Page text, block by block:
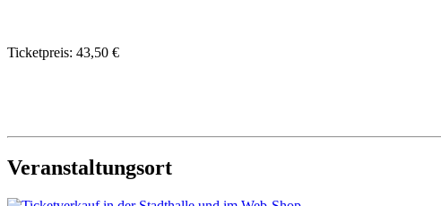
Ticketpreis: 43,50 €
Veranstaltungsort